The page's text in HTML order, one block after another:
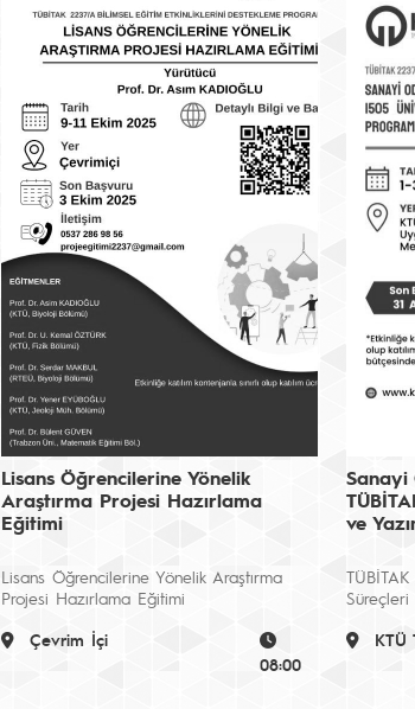
Lisans Öğrencilerine Yönelik
Araştırma Projesi Hazırlama
Eğitimi
Lisans Öğrencilerine Yönelik Araştırma
Projesi Hazırlama Eğitimi
Çevrim İçi
08:00
Sanayi
ve
Süreçleri
KTÜ